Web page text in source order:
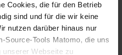
Cookies, die für den Betrieb
sind und für die wir keine
nutzen darüber hinaus nur
Source-Tools Matomo, die uns
unserer Webseite zu
Download